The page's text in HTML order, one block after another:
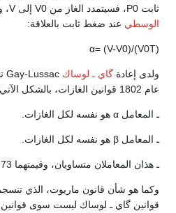
ثابت P0، فسيتمدد الغاز من V0 إلى V، ويعرَّف عندها
الوسطي عند ضغط ثابت بالعلاقة:
α= (V-V0)/(V0T)
ولدى إعادة گاي ـ لوساك
عام 1802 قوانين الغازات، بالشكل الآتي:
ـ المعامل α هو نفسه لكل الغازات.
ـ المعامل β هو نفسه لكل الغازات.
ـ هذان المعاملان متساويان، وقيمتهما 1/273= 0.00366
وكما هو شأن قانون ماريوت، الذي